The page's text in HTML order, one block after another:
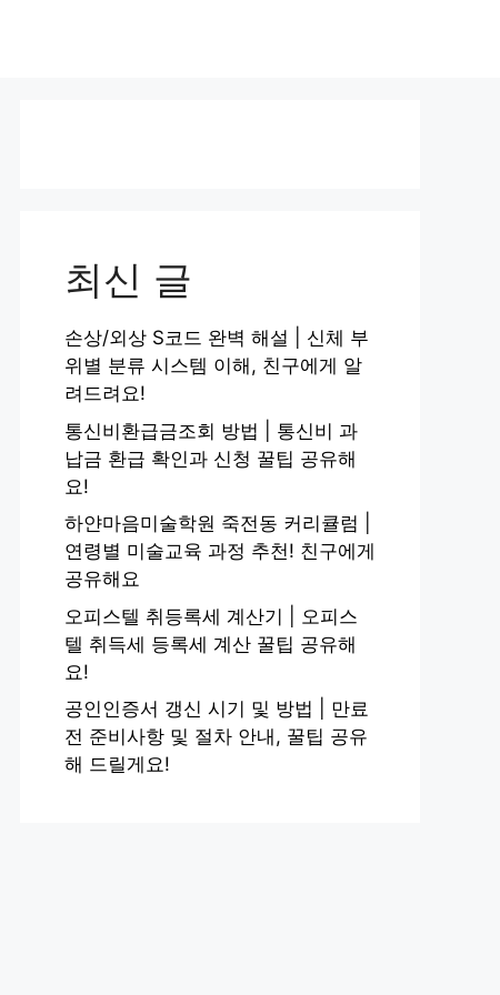
최신 글
손상/외상 S코드 완벽 해설 | 신체 부
위별 분류 시스템 이해, 친구에게 알
려드려요!
통신비환급금조회 방법 | 통신비 과
납금 환급 확인과 신청 꿀팁 공유해
요!
하얀마음미술학원 죽전동 커리큘럼 |
연령별 미술교육 과정 추천! 친구에게
공유해요
오피스텔 취등록세 계산기 | 오피스
텔 취득세 등록세 계산 꿀팁 공유해
요!
공인인증서 갱신 시기 및 방법 | 만료
전 준비사항 및 절차 안내, 꿀팁 공유
해 드릴게요!